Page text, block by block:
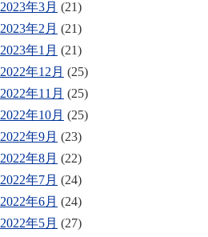
2023年3月 (21)
2023年2月 (21)
2023年1月 (21)
2022年12月 (25)
2022年11月 (25)
2022年10月 (25)
2022年9月 (23)
2022年8月 (22)
2022年7月 (24)
2022年6月 (24)
2022年5月 (27)